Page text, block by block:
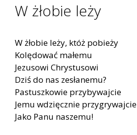
W żłobie leży
W żłobie leży, któż pobieży
Kolędować małemu
Jezusowi Chrystusowi
Dziś do nas zesłanemu?
Pastuszkowie przybywajcie
Jemu wdzięcznie przygrywajcie
Jako Panu naszemu!